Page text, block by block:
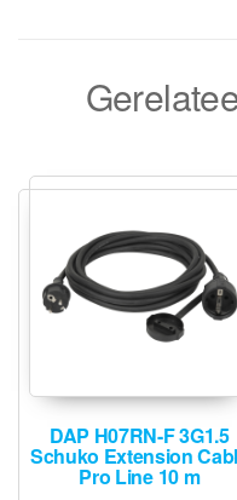
DAP H07RN-F 3G1.5
Schuko Extension
Pro Line 10 m